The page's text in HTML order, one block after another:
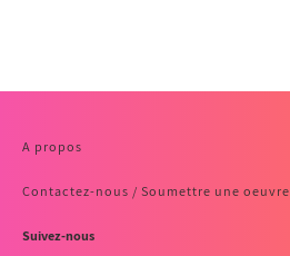
A propos
Contactez-nous / Soumettre une oeuvre
Suivez-nous